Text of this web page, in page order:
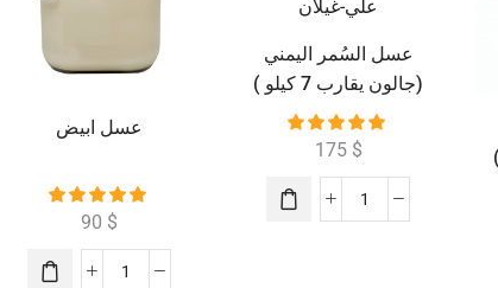
عسل السُمر اليمني
(جالون يقارب 7 كيلو )
175 $
عسل ابيض
90 $